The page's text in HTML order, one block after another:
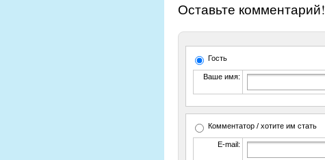
Оставьте комментарий!
Гость
Ваше имя:
Комментатор / хотите им стать
E-mail: